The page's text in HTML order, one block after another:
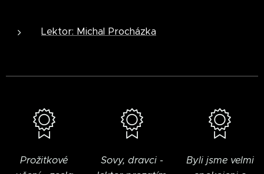
Lektor: Michal Procházka
Prožitkové
Sovy, dravci -
Byli jsme velmi